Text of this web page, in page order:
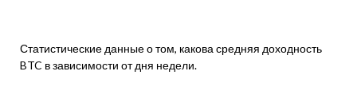
Статистические данные о том, какова средняя доходность
BTC в зависимости от дня недели.